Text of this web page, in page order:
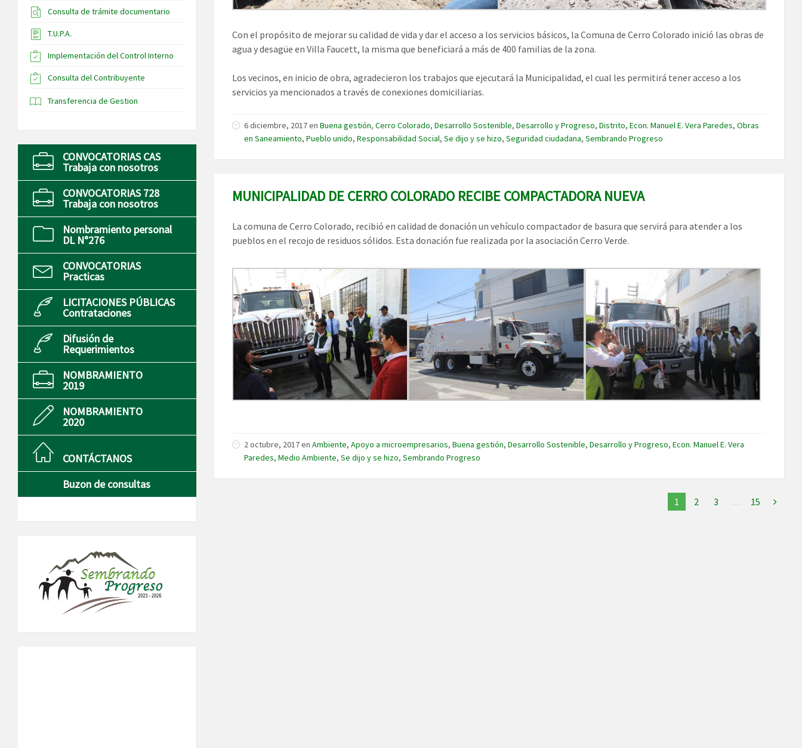
Con el propósito de mejorar su calidad de vida y dar el acceso a los servicios básicos, la Comuna de Cerro Colorado inició las obras de
agua y desagüe en Villa Faucett, la misma que beneficiará a más de 400 familias de la zona.
Los vecinos, en inicio de obra, agradecieron los trabajos que ejecutará la Municipalidad, el cual les permitirá tener acceso a los
servicios ya mencionados a través de conexiones domiciliarias.
6 diciembre, 2017en Buena gestión, Cerro Colorado, Desarrollo Sostenible, Desarrollo y Progreso, Distrito, Econ. Manuel E. Vera Paredes, Obras
en Saneamiento, Pueblo unido, Responsabilidad Social, Se dijo y se hizo, Seguridad ciudadana, Sembrando Progreso
MUNICIPALIDAD DE CERRO COLORADO RECIBE COMPACTADORA NUEVA
La comuna de Cerro Colorado, recibió en calidad de donación un vehículo compactador de basura que servirá para atender a los
pueblos en el recojo de residuos sólidos. Esta donación fue realizada por la asociación Cerro Verde.
2 octubre, 2017en Ambiente, Apoyo a microempresarios, Buena gestión, Desarrollo Sostenible, Desarrollo y Progreso, Econ. Manuel E. Vera
Paredes, Medio Ambiente, Se dijo y se hizo, Sembrando Progreso
1 2 3 … 15
Consulta de trámite documentario
T.U.P.A.
Implementación del Control Interno
Consulta del Contribuyente
Transferencia de Gestion
CONVOCATORIAS CAS
Trabaja con nosotros
CONVOCATORIAS 728
Trabaja con nosotros
Nombramiento personal
DL N°276
CONVOCATORIAS
Practicas
LICITACIONES PÚBLICAS
Contrataciones
Difusión de
Requerimientos
NOMBRAMIENTO
2019
NOMBRAMIENTO
2020
CONTÁCTANOS
Buzon de consultas